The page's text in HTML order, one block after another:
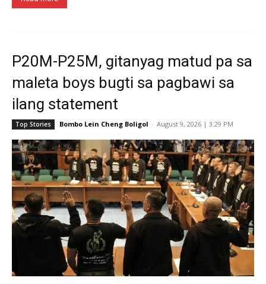
P20M-P25M, gitanyag matud pa sa
maleta boys bugti sa pagbawi sa
ilang statement
Top Stories Bombo Lein Cheng Boligol - August 9, 2026 | 3:29 PM